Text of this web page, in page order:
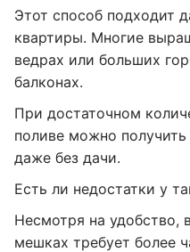
Этот способ подходит
квартиры. Многие
ведрах или больших
балконах.
При достаточном
поливе можно
даже без дачи.
Есть ли недостатки у
Несмотря на удобство,
мешках требует более